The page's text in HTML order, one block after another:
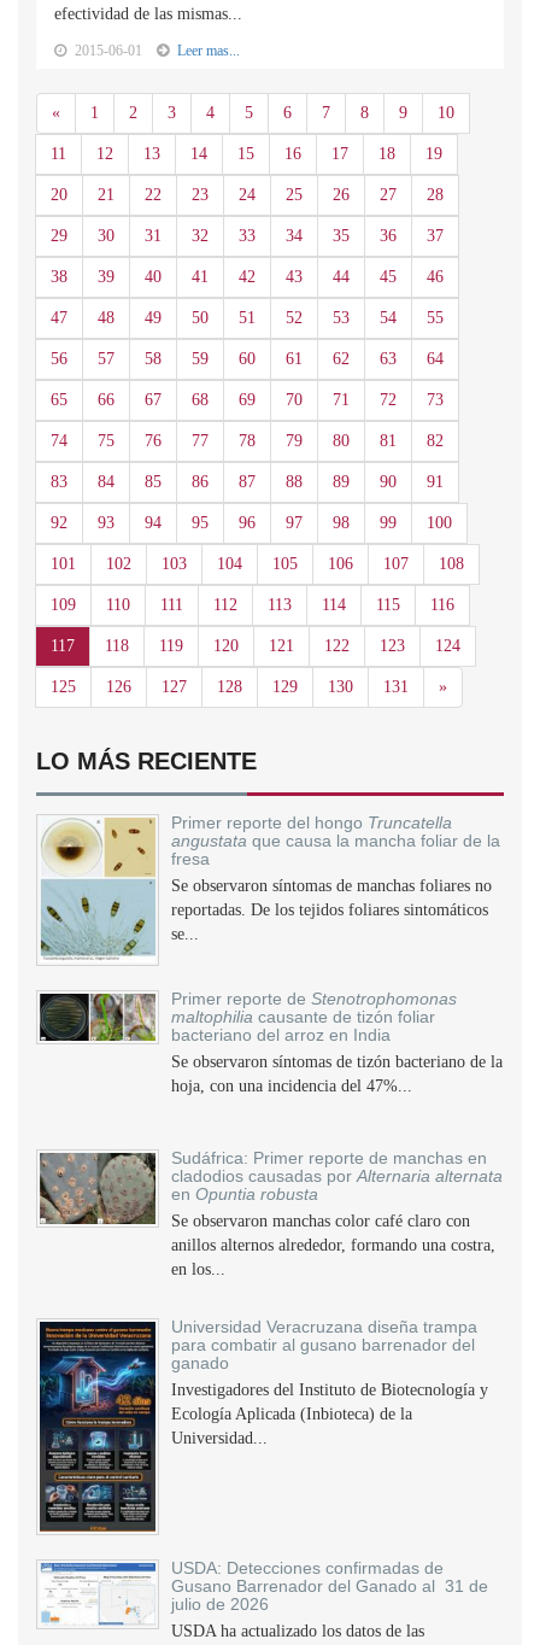
efectividad de las mismas...
2015-06-01 Leer mas...
«Anterior
1 2 3 4 5 6 7 8 9 10
11 12 13 14 15 16 17 18 19
20 21 22 23 24 25 26 27 28
29 30 31 32 33 34 35 36 37
38 39 40 41 42 43 44 45 46
47 48 49 50 51 52 53 54 55
56 57 58 59 60 61 62 63 64
65 66 67 68 69 70 71 72 73
74 75 76 77 78 79 80 81 82
83 84 85 86 87 88 89 90 91
92 93 94 95 96 97 98 99 100
101 102 103 104 105 106 107 108
109 110 111 112 113 114 115 116
117 118 119 120 121 122 123 124
125 126 127 128 129 130 131 »Siguiente
LO MÁS RECIENTE
Primer reporte del hongo Truncatella
angustata que causa la mancha foliar de la
fresa
Se observaron síntomas de manchas foliares no
reportadas. De los tejidos foliares sintomáticos
se...
Primer reporte de Stenotrophomonas
maltophilia causante de tizón foliar
bacteriano del arroz en India
Se observaron síntomas de tizón bacteriano de la
hoja, con una incidencia del 47%...
Sudáfrica: Primer reporte de manchas en
cladodios causadas por Alternaria alternata
en Opuntia robusta
Se observaron manchas color café claro con
anillos alternos alrededor, formando una costra,
en los...
Universidad Veracruzana diseña trampa
para combatir al gusano barrenador del
ganado
Investigadores del Instituto de Biotecnología y
Ecología Aplicada (Inbioteca) de la
Universidad...
USDA: Detecciones confirmadas de
Gusano Barrenador del Ganado al 31 de
julio de 2026
USDA ha actualizado los datos de las